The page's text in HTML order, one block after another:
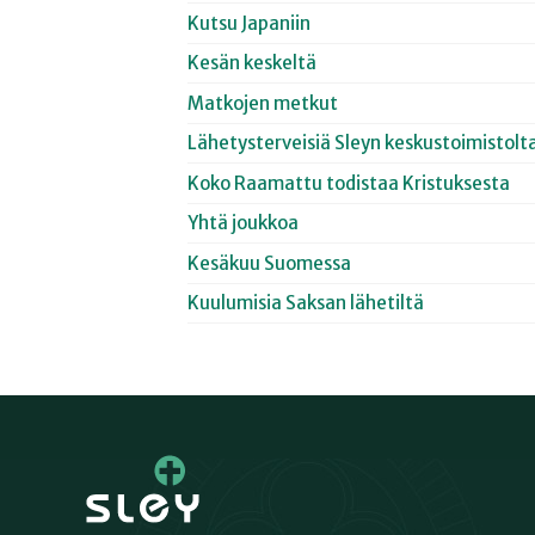
Kutsu Japaniin
Kesän keskeltä
Matkojen metkut
Lähetysterveisiä Sleyn
Koko Raamattu todistaa Kristuksesta
Yhtä joukkoa
Kesäkuu Suomessa
Kuulumisia Saksan lähetiltä